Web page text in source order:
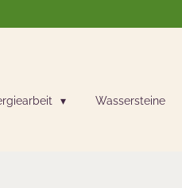
Wassersteine